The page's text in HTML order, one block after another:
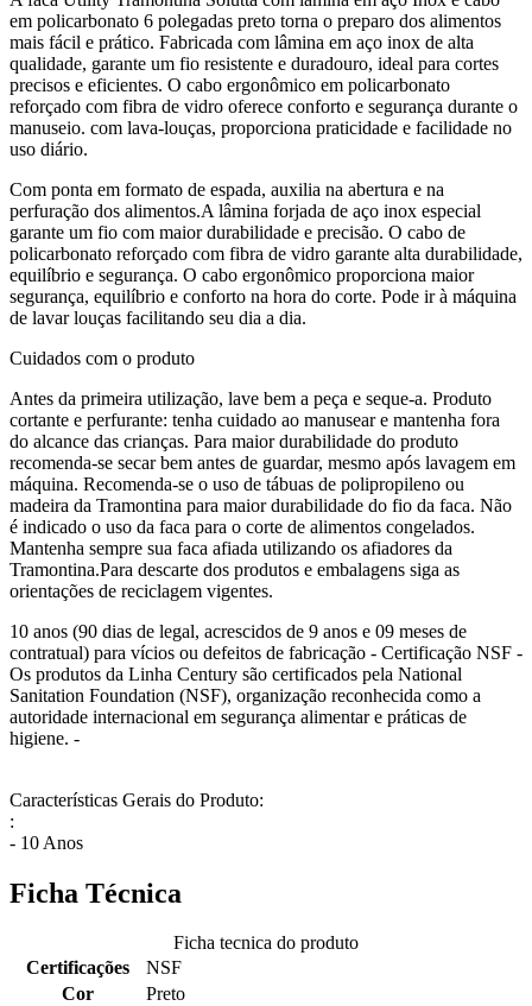
em policarbonato 6 polegadas preto torna o preparo dos alimentos
mais fácil e prático. Fabricada com lâmina em aço inox de alta
qualidade, garante um fio resistente e duradouro, ideal para cortes
precisos e eficientes. O cabo ergonômico em policarbonato
reforçado com fibra de vidro oferece conforto e segurança durante o
manuseio. com lava-louças, proporciona praticidade e facilidade no
uso diário.
Com ponta em formato de espada, auxilia na abertura e na
perfuração dos alimentos.A lâmina forjada de aço inox especial
garante um fio com maior durabilidade e precisão. O cabo de
policarbonato reforçado com fibra de vidro garante alta durabilidade,
equilíbrio e segurança. O cabo ergonômico proporciona maior
segurança, equilíbrio e conforto na hora do corte. Pode ir à máquina
de lavar louças facilitando seu dia a dia.
Cuidados com o produto
Antes da primeira utilização, lave bem a peça e seque-a. Produto
cortante e perfurante: tenha cuidado ao manusear e mantenha fora
do alcance das crianças. Para maior durabilidade do produto
recomenda-se secar bem antes de guardar, mesmo após lavagem em
máquina. Recomenda-se o uso de tábuas de polipropileno ou
madeira da Tramontina para maior durabilidade do fio da faca. Não
é indicado o uso da faca para o corte de alimentos congelados.
Mantenha sempre sua faca afiada utilizando os afiadores da
Tramontina.Para descarte dos produtos e embalagens siga as
orientações de reciclagem vigentes.
10 anos (90 dias de legal, acrescidos de 9 anos e 09 meses de
contratual) para vícios ou defeitos de fabricação - Certificação NSF -
Os produtos da Linha Century são certificados pela National
Sanitation Foundation (NSF), organização reconhecida como a
autoridade internacional em segurança alimentar e práticas de
higiene. -
Características Gerais do Produto:
:
- 10 Anos
Ficha Técnica
Ficha tecnica do produto
Certificações
NSF
Cor
Preto